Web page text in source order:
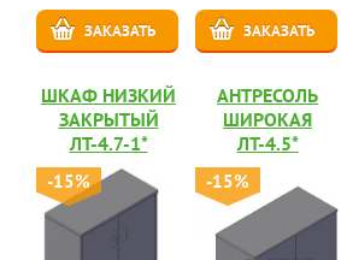
ЗАКАЗАТЬ ЗАКАЗАТЬ
ШКАФ НИЗКИЙ
ЗАКРЫТЫЙ
ЛТ-4.7-1*
-15%
АНТРЕСОЛЬ
ШИРОКАЯ
ЛТ-4.5*
-15%